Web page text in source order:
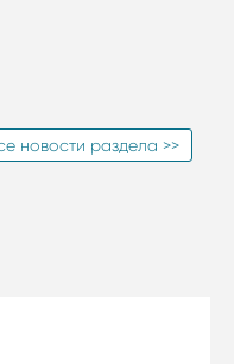
новости раздела >>